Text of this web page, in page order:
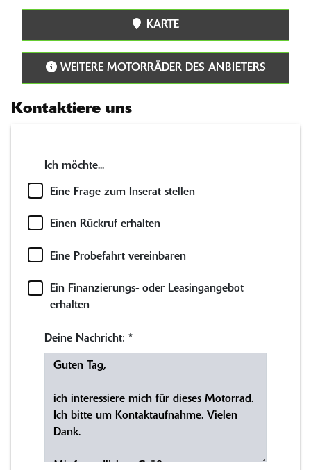
KARTE
WEITERE MOTORRÄDER DES ANBIETERS
Kontaktiere uns
Ich möchte...
Eine Frage zum Inserat stellen
Einen Rückruf erhalten
Eine Probefahrt vereinbaren
Ein Finanzierungs- oder Leasingangebot
erhalten
Deine Nachricht: *